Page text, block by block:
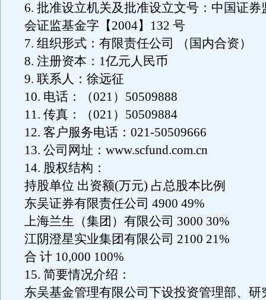
6. 批准设立机关及批准设立文号：中国证券
会证监基金字【2004】132 号
7. 组织形式：有限责任公司 （国内合资）
8. 注册资本：1亿元人民币
9. 联系人：徐远征
10. 电话：（021）50509888
11. 传真：（021）50509884
12. 客户服务电话：021-50509666
13. 公司网址：www.scfund.com.cn
14. 股权结构：
持股单位 出资额(万元) 占总股本比例
东吴证券有限责任公司 4900 49%
上海兰生（集团）有限公司 3000 30%
江阴澄星实业集团有限公司 2100 21%
合 计 10,000 100%
15. 简要情况介绍：
东吴基金管理有限公司下设投资管理部、研